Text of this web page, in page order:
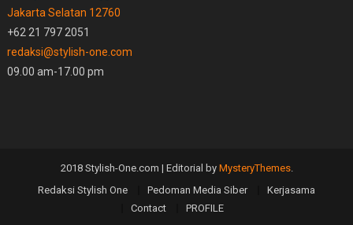
Jakarta Selatan 12760
+62 21 797 2051
redaksi@stylish-one.com
09.00 am-17.00 pm
2018 Stylish-One.com | Editorial by MysteryThemes.
Redaksi Stylish One
Pedoman Media Siber
Kerjasama
Contact
PROFILE